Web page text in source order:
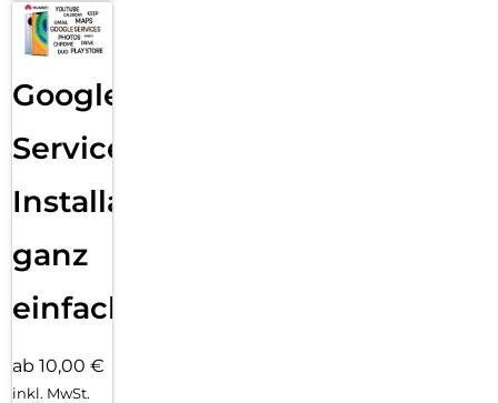
Google
Services
Installation
ganz
einfach
ab 10,00 €
inkl. MwSt.